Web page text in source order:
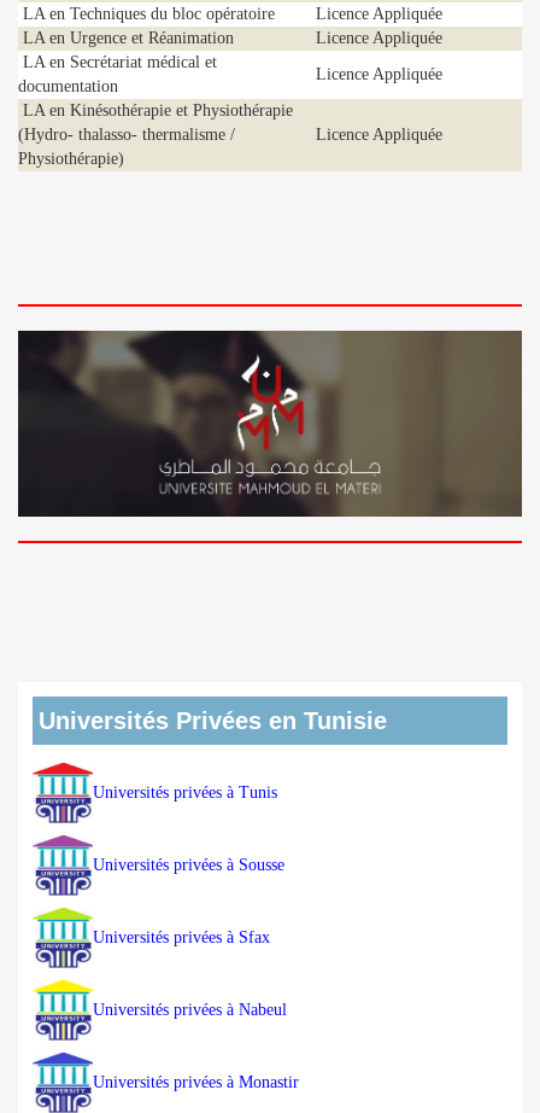
LA en Techniques du bloc opératoire
Licence Appliquée
LA en Urgence et Réanimation
Licence Appliquée
LA en Secrétariat médical et
documentation
Licence Appliquée
LA en Kinésothérapie et Physiothérapie
(Hydro- thalasso- thermalisme /
Physiothérapie)
Licence Appliquée
Universités Privées en Tunisie
Universités privées à Tunis
Universités privées à Sousse
Universités privées à Sfax
Universités privées à Nabeul
Universités privées à Monastir